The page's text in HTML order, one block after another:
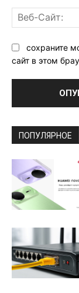
сохраните
сайт в этом
ПОПУЛЯРНОЕ